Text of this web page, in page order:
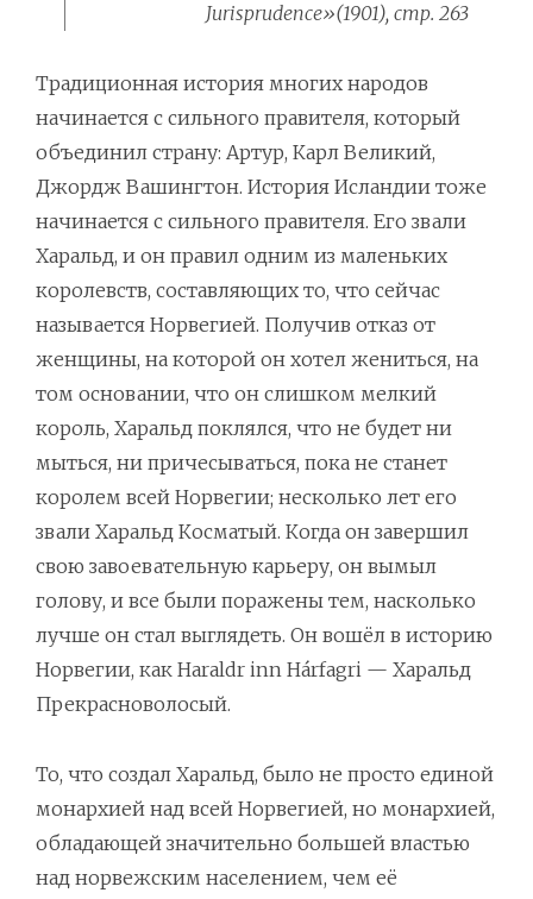
Jurisprudence»(1901), стр. 263
Традиционная история многих народов
начинается с сильного правителя, который
объединил страну: Артур, Карл Великий,
Джордж Вашингтон. История Исландии тоже
начинается с сильного правителя. Его звали
Харальд, и он правил одним из маленьких
королевств, составляющих то, что сейчас
называется Норвегией. Получив отказ от
женщины, на которой он хотел жениться, на
том основании, что он слишком мелкий
король, Харальд поклялся, что не будет ни
мыться, ни причесываться, пока не станет
королем всей Норвегии; несколько лет его
звали Харальд Косматый. Когда он завершил
свою завоевательную карьеру, он вымыл
голову, и все были поражены тем, насколько
лучше он стал выглядеть. Он вошёл в историю
Норвегии, как Haraldr inn Hárfagri — Харальд
Прекрасноволосый.
То, что создал Харальд, было не просто единой
монархией над всей Норвегией, но монархией,
обладающей значительно большей властью
над норвежским населением, чем её